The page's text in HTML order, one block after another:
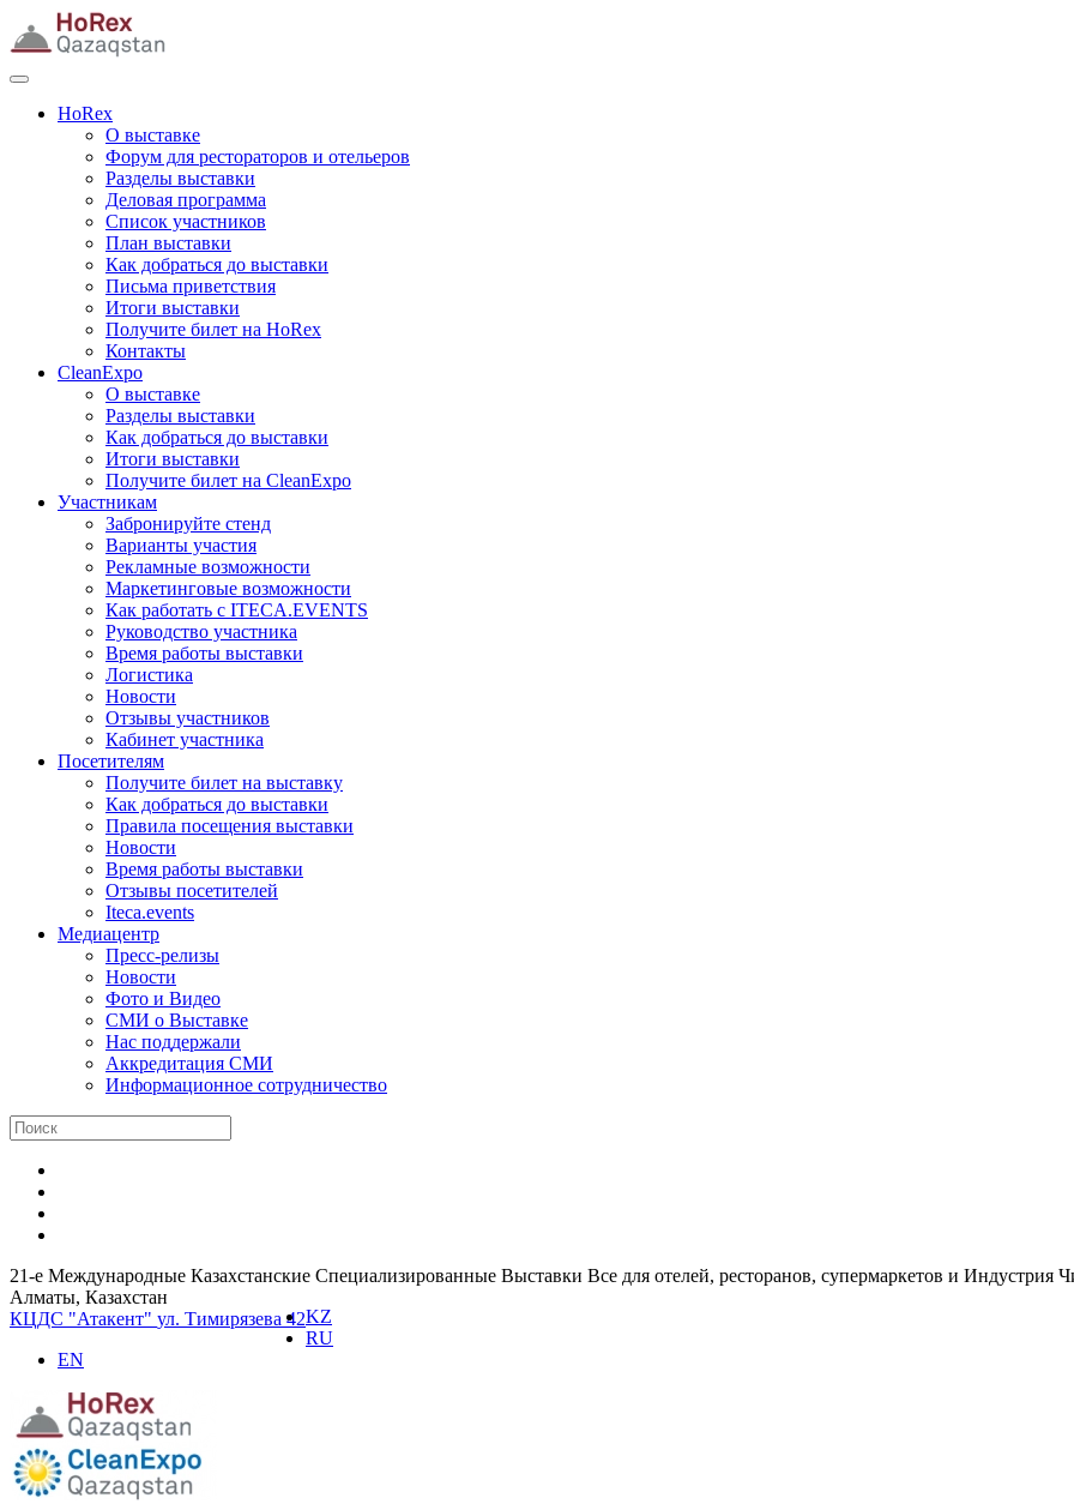
HoRex
О выставке
Форум для рестораторов и отельеров
Разделы выставки
Деловая программа
Список участников
План выставки
Как добраться до выставки
Письма приветствия
Итоги выставки
Получите билет на HoRex
Контакты
CleanExpo
О выставке
Разделы выставки
Как добраться до выставки
Итоги выставки
Получите билет на CleanExpo
Участникам
Забронируйте стенд
Варианты участия
Рекламные возможности
Маркетинговые возможности
Как работать с ITECA.EVENTS
Руководство участника
Время работы выставки
Логистика
Новости
Отзывы участников
Кабинет участника
Посетителям
Получите билет на выставку
Как добраться до выставки
Правила посещения выставки
Новости
Время работы выставки
Отзывы посетителей
Iteca.events
Медиацентр
Пресс-релизы
Новости
Фото и Видео
СМИ о Выставке
Нас поддержали
Аккредитация СМИ
Информационное сотрудничество
21-е Международные Казахстанские Специализированные Выставки Все для отелей, ресторанов, супермаркетов и Индустрия
Алматы, Казахстан
КЦДС "Атакент" ул. Тимирязева 42KZ
RU
EN